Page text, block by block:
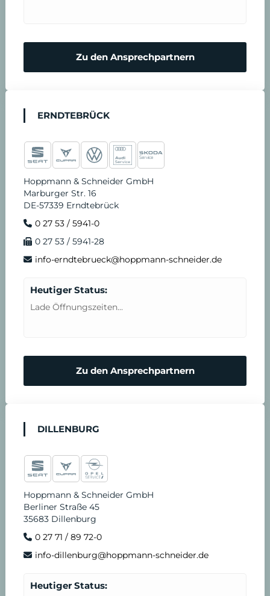
Zu den Ansprechpartnern
ERNDTEBRÜCK
Hoppmann & Schneider GmbH
Marburger Str. 16
DE-57339 Erndtebrück
0 27 53 / 5941-0
0 27 53 / 5941-28
info-erndtebrueck@hoppmann-schneider.de
Heutiger Status:
Lade Öffnungszeiten...
Zu den Ansprechpartnern
DILLENBURG
Hoppmann & Schneider GmbH
Berliner Straße 45
35683 Dillenburg
0 27 71 / 89 72-0
info-dillenburg@hoppmann-schneider.de
Heutiger Status: